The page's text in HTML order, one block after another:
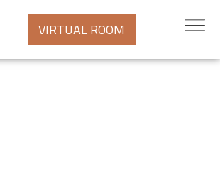
VIRTUAL ROOM